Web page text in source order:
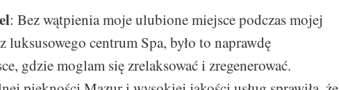
: Bez wątpienia moje ulubione miejsce podczas mojej
luksusowego centrum Spa, było to naprawdę
gdzie moglam się zrelaksować i zregenerować.